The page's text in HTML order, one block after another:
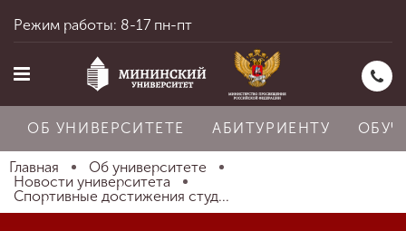
Главная
Режим работы: 8-17 пн-пт
ОБ УНИВЕРСИТЕТЕ АБИТУРИЕНТУ
Главная
Об университете
Новости университета
Спортивные достижения студ...